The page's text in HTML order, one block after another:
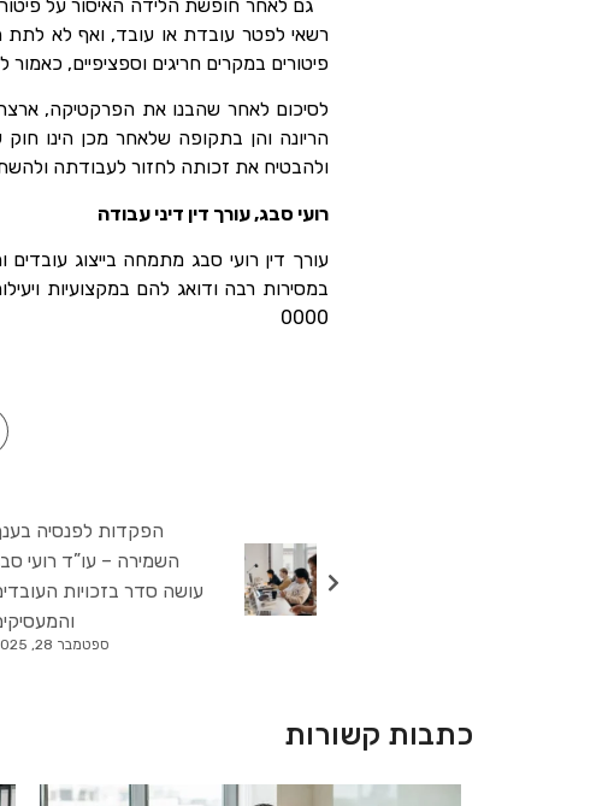
רשאי לפטר עובדת או עובד, ואף לא לתת
פיטורים במקרים חריגים וספציפיים, כאמור
לסיכום לאחר שהבנו את הפרקטיקה,
הריונה והן בתקופה שלאחר מכן הינו
ולהבטיח את זכותה לחזור לעבודתה
רועי סבג, עורך דין דיני עבודה
עורך דין רועי סבג מתמחה בייצוג
0000
הפקדות לפנסיה
השמירה – עו”ד רועי
עושה סדר בזכויות
ספטמבר 28, 2025
כתבות קשורות